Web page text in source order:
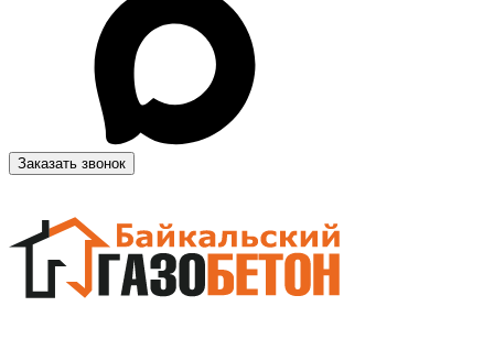
Заказать звонок